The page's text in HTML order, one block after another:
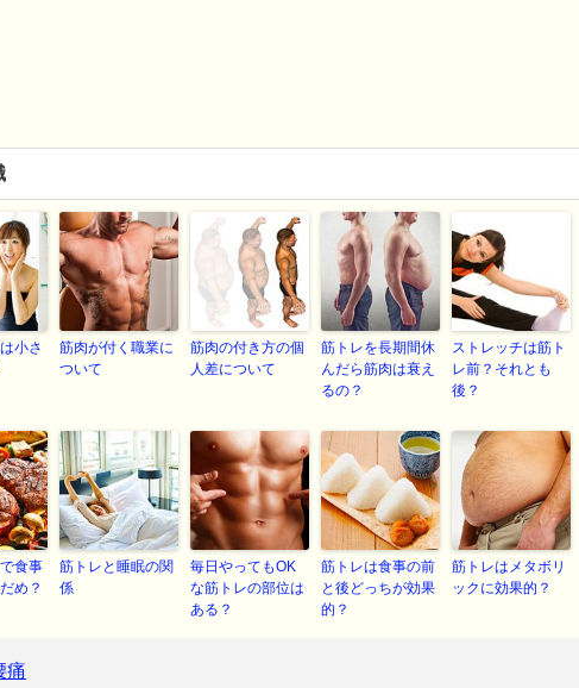
小さ
筋肉が付く職業に
ついて
筋肉の付き方の個
人差について
筋トレを長期間休
んだら筋肉は衰え
るの？
ストレッチは筋ト
レ前？それとも
後？
食事
め？
筋トレと睡眠の関
係
毎日やってもOK
な筋トレの部位は
ある？
筋トレは食事の前
と後どっちが効果
的？
筋トレはメタボリ
ックに効果的？
痛